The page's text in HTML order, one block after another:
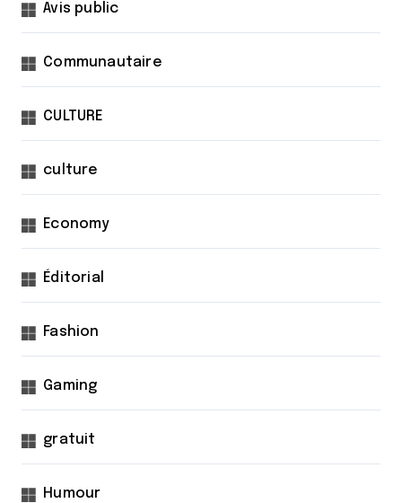
Avis public
Communautaire
CULTURE
culture
Economy
Éditorial
Fashion
Gaming
gratuit
Humour